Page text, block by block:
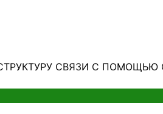
СВЯЗИ С